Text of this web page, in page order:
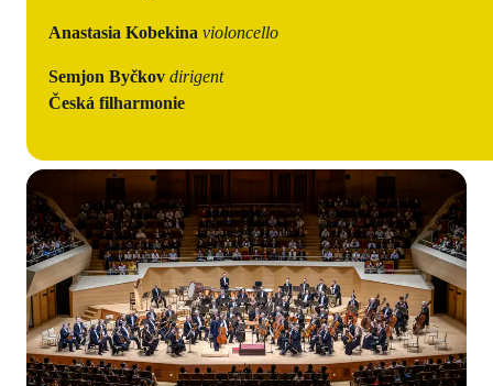
Anastasia Kobekina violoncello
Semjon Byčkov dirigent
Česká filharmonie